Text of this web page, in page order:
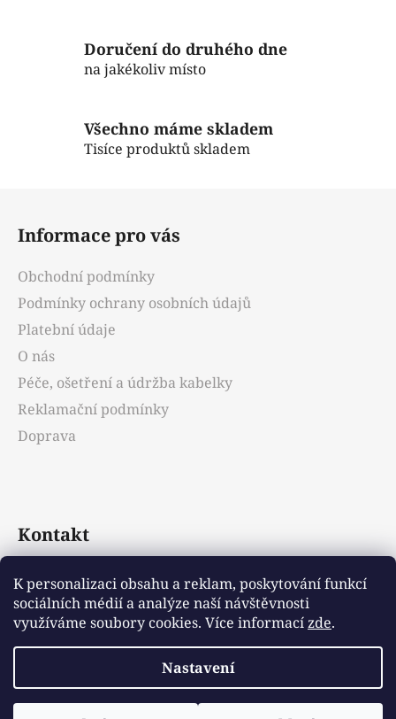
K personalizaci obsahu a reklam, poskytování funkcí
sociálních médií a analýze naší návštěvnosti
využíváme soubory cookies. Více informacízde.
Nastavení
p
i
Doručení do druhého dne
na jakékoliv místo
Všechno máme skladem
Tisíce produktů skladem
Informace pro vás
Obchodní podmínky
Podmínky ochrany osobních údajů
Platební údaje
O nás
Péče, ošetření a údržba kabelky
Reklamační podmínky
Doprava
Kontakt
info@emotys.cz
+421903231812
Vytvořil Shoptet